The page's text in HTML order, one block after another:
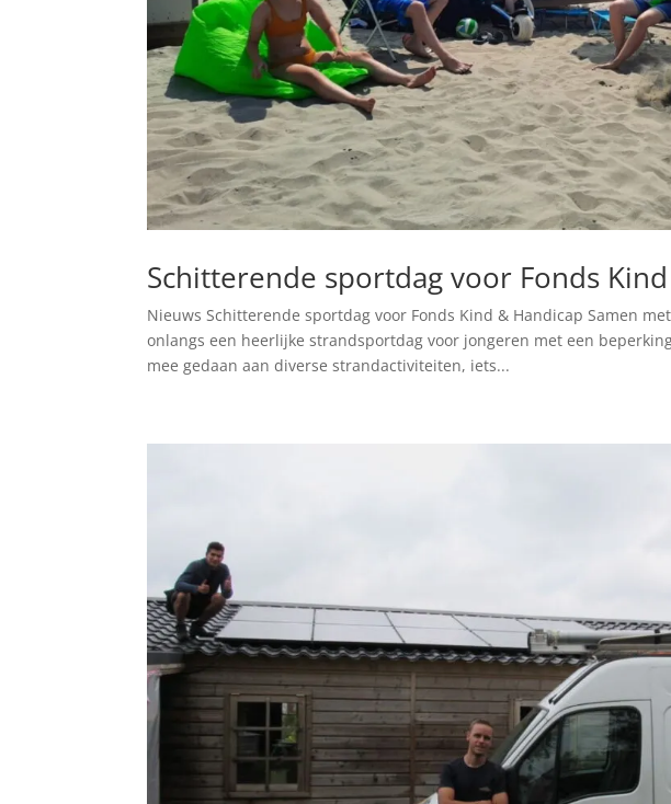
Schitterende sportdag voor Fonds
Nieuws Schitterende sportdag voor Fonds Kind & Handicap Samen
onlangs een heerlijke strandsportdag voor jongeren met een
mee gedaan aan diverse strandactiviteiten, iets...